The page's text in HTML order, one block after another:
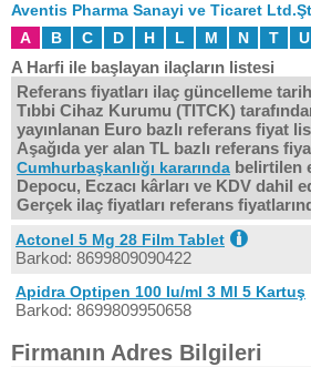
Aventis Pharma Sanayi ve Ticaret
A
B C D H L M N T U
A Harfi ile başlayan ilaçların listesi
Referans fiyatları ilaç güncelleme
Tıbbi Cihaz Kurumu (TITCK)
yayınlanan Euro bazlı referans fiyat
Aşağıda yer alan TL bazlı referans
Cumhurbaşkanlığı kararında belirtilen
Depocu, Eczacı kârları ve KDV dahil
Gerçek ilaç fiyatları referans
Actonel 5 Mg 28 Film Tablet
Barkod: 8699809090422
Apidra Optipen 100 Iu/ml 3 Ml 5 Kartuş
Barkod: 8699809950658
Firmanın Adres Bilgileri